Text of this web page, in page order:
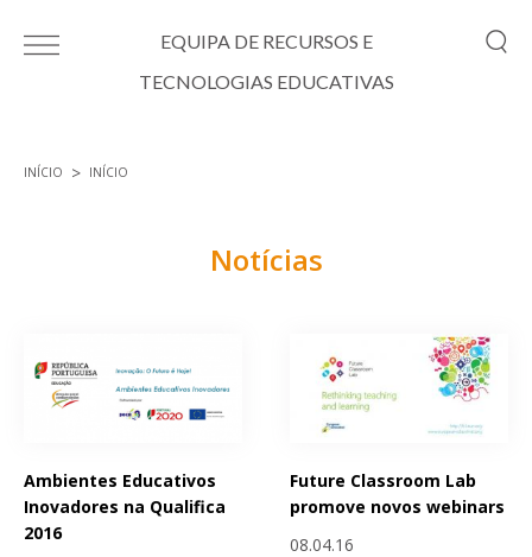
EQUIPA DE RECURSOS E
TECNOLOGIAS EDUCATIVAS
INÍCIO INÍCIO
Notícias
Ambientes Educativos
Inovadores na Qualifica
2016
Future Classroom Lab
promove novos webinars
08.04.16
Páginas